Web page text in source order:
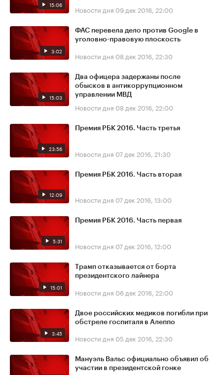
15:06 Новости дня 09 дек 2016, 22:00
3:02
ФАС перевела дело против Google в
уголовно-правовую плоскость
Новости дня 08 дек 2016, 22:30
15:03
Два офицера задержаны после
обысков в антикоррупционном
управлении МВД
Новости дня 08 дек 2016, 22:00
23:56
Премия РБК 2016. Часть третья
Новости дня 07 дек 2016, 21:30
12:09
Премия РБК 2016. Часть вторая
Новости дня 07 дек 2016, 13:00
5:31
Премия РБК 2016. Часть первая
Новости дня 07 дек 2016, 12:00
15:01
Трамп отказывается от борта
президентского лайнера
Новости дня 06 дек 2016, 22:00
3:45
Двое российских медиков погибли при
обстреле госпиталя в Алеппо
Новости дня 05 дек 2016, 22:30
Мануэль Вальс официально объявил об
участии в президентской гонке